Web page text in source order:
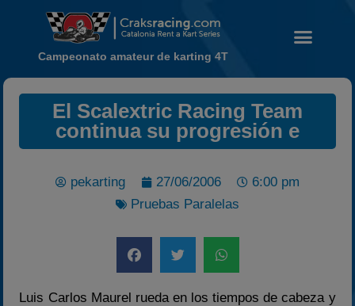
Noticias
Calendario
Carreras finalizadas
Temporada 2026
Campeonato amateur de karting 4T
El Scalextric Racing Team
continua su progresión e
pekarting 27/06/2006
6:00 pm
Pruebas Paralelas
Luis Carlos Maurel rueda en los tiempos de cabeza y